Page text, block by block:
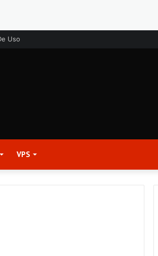
Uso
VPS